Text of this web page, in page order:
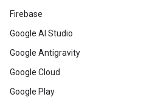
Firebase
Google AI Studio
Google Antigravity
Google Cloud
Google Play